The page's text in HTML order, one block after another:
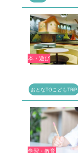
本・遊び
おとなTOこどもTRiP
学習・教育